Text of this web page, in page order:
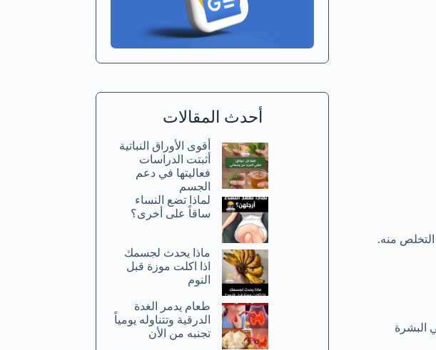
منه.
البشرة
أحدث المقالات
أقوى الأوراق النباتية
أثبتت الدراسات
فعاليتها في دعم
الجسم
لماذا تضع النساء
ساقاً على أخرى؟
ماذا يحدث لجسمك
اذا اكلت موزة قبل
النوم
طعام يدمر الغدة
الدرقية وتتناوله يومياً
تجنبه من الأن